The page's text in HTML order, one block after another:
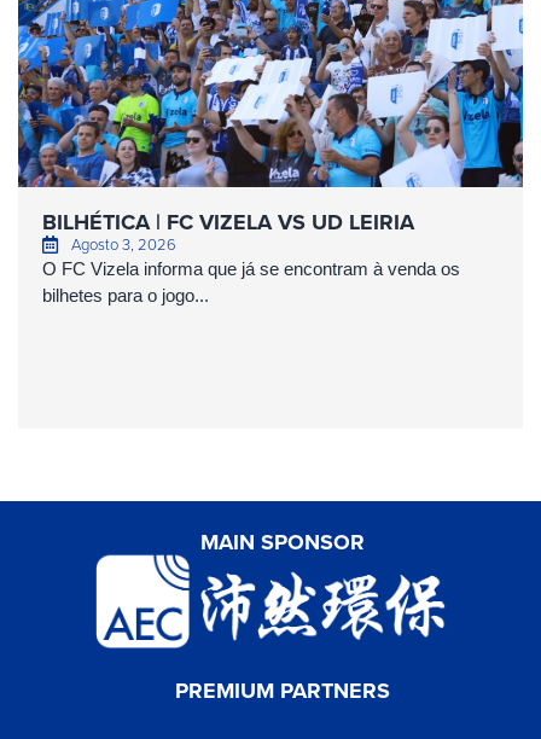
BILHÉTICA | FC VIZELA VS UD LEIRIA
Agosto 3, 2026
O FC Vizela informa que já se encontram à venda os
bilhetes para o jogo...
MAIN SPONSOR
PREMIUM PARTNERS